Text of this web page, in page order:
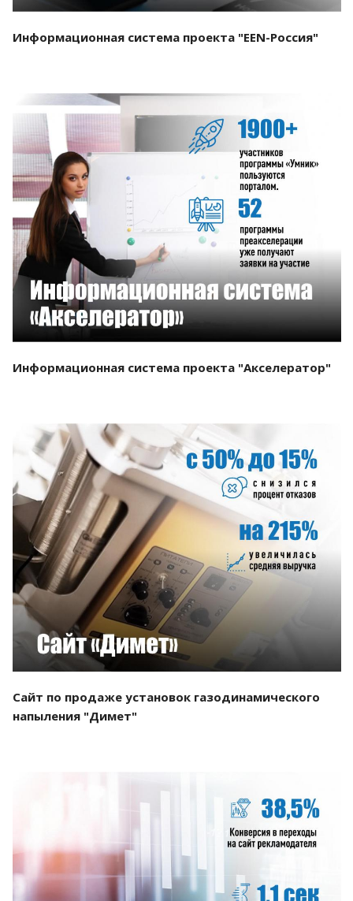
Информационная система проекта "EEN-Россия"
Смотреть проект
Информационная система проекта "Акселератор"
Смотреть проект
Сайт по продаже установок газодинамического
напыления "Димет"